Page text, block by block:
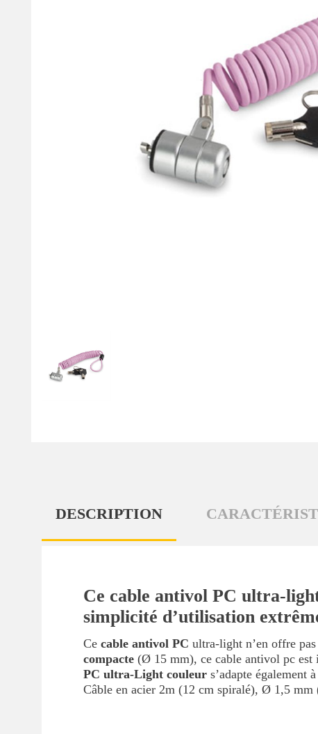
DESCRIPTION
Ce cable antivol PC ultra-
simplicité d’utilisation
Ce cable antivol PC ultra-light n’en offre
compacte (Ø 15 mm), ce cable antivol pc est
PC ultra-Light couleur s’adapte également à
Câble en acier 2m (12 cm spiralé), Ø 1,5